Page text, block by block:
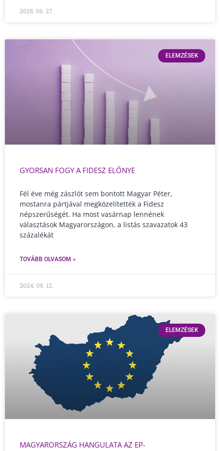
2025. 06. 27.
ELEMZÉSEK
GYORSAN FOGY A FIDESZ ELŐNYE
Fél éve még zászlót sem bontott Magyar Péter,
mostanra pártjával megközelítették a Fidesz
népszerűségét. Ha most vasárnap lennének
választások Magyarországon, a listás szavazatok 43
százalékát
TOVÁBB OLVASOM »
2024. 09. 12.
ELEMZÉSEK
MAGYARORSZÁG HANGULATA AZ EP-